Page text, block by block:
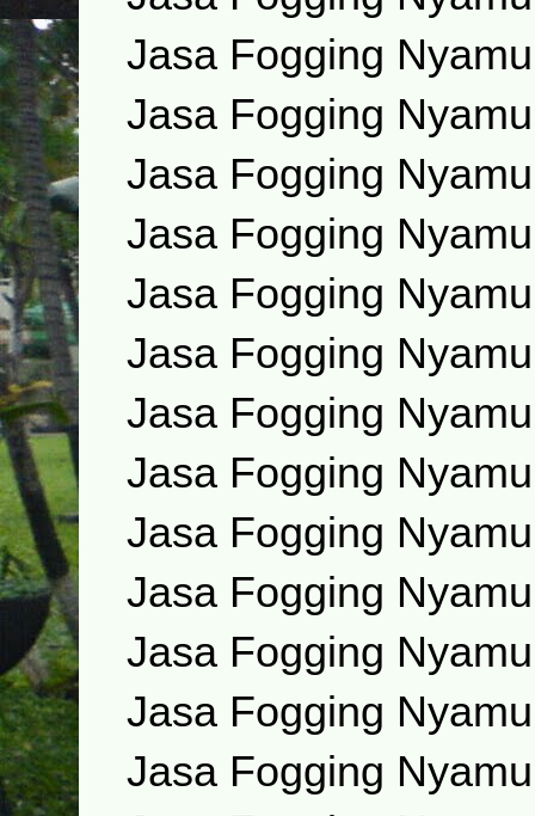
Jasa Fogging
Jasa Fogging
Jasa Fogging
Jasa Fogging
Jasa Fogging
Jasa Fogging
Jasa Fogging
Jasa Fogging
Jasa Fogging
Jasa Fogging
Jasa Fogging
Jasa Fogging
Jasa Fogging